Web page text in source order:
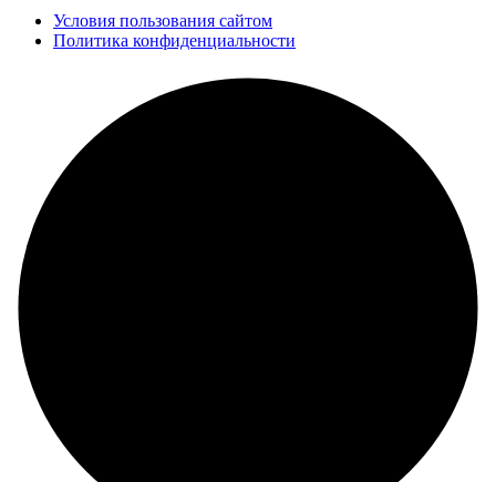
Условия пользования сайтом
Политика конфиденциальности